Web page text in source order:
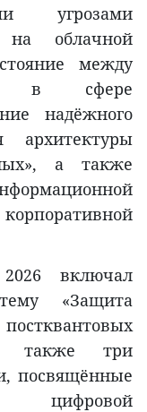
угрозами
на облачной
между
в сфере
надёжного
а также
включал
«Защита
также три
посвящённые
цифровой